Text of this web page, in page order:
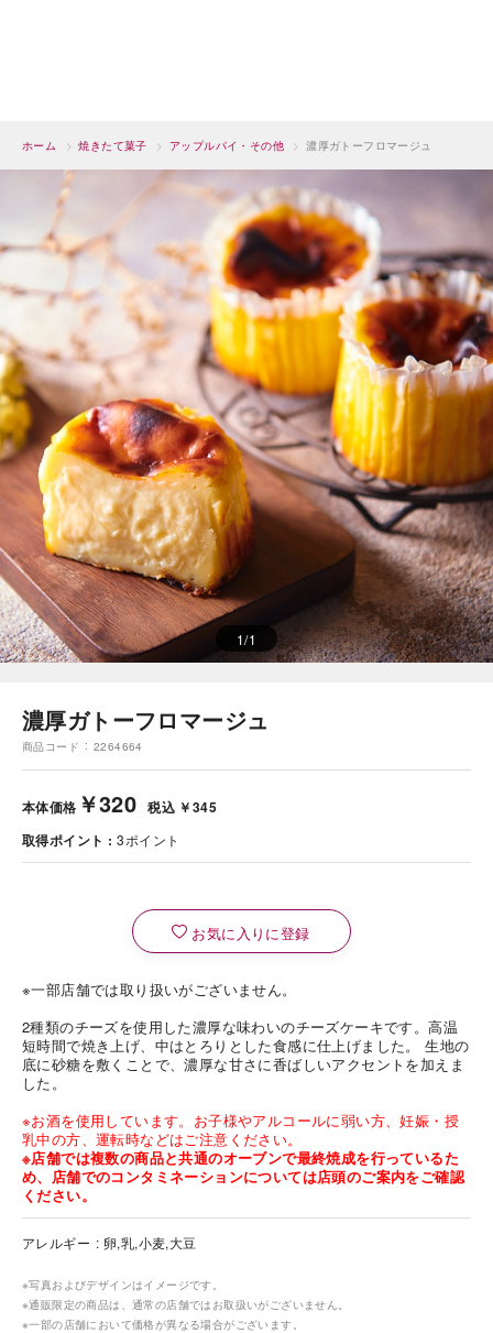
ホーム > 焼きたて菓子 > アップルパイ・その他 > 濃厚ガトーフロマージュ
1/1
濃厚ガトーフロマージュ
商品コード 2264664
本体価格 ￥320 税込 ￥345
取得ポイント
3ポイント
お気に入りに登録
※一部店舗では取り扱いがございません。
2種類のチーズを使用した濃厚な味わいのチーズケーキです。高温
短時間で焼き上げ、中はとろりとした食感に仕上げました。 生地の
底に砂糖を敷くことで、濃厚な甘さに香ばしいアクセントを加えま
した。
※お酒を使用しています。お子様やアルコールに弱い方、妊娠・授
乳中の方、運転時などはご注意ください。
※店舗では複数の商品と共通のオーブンで最終焼成を行っているた
め、店舗でのコンタミネーションについては店頭のご案内をご確認
ください。
アレルギー 卵,乳,小麦,大豆
※写真およびデザインはイメージです。
※通販限定の商品は、通常の店舗ではお取扱いがございません。
※一部の店舗において価格が異なる場合がございます。